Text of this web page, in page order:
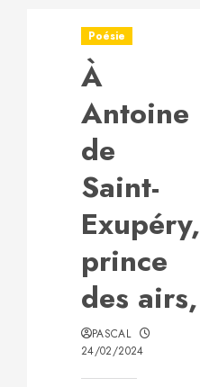
Poésie
À
Antoine
de
Saint-
Exupéry,
prince
des airs,
PASCAL
24/02/2024